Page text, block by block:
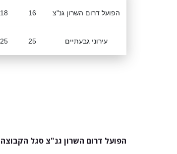
הפועל דרום השרון גנ"צ 16
18
עירוני גבעתיים 25
25
הפועל דרום השרון גנ"צ סגל הקבוצה